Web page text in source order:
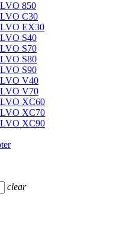
850
C30
EX30
S40
S70
S80
S90
V40
V70
XC60
XC70
XC90
clear